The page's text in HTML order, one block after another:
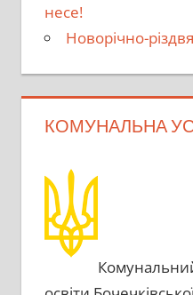
несе!
Новорічно-
КОМУНАЛЬНА